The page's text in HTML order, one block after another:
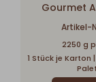
Gourmet
Artikel-
2250 g
1 Stück je Karton